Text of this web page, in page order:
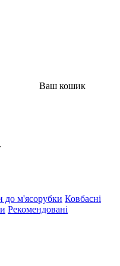
Ваш кошик
до м'ясорубки Ковбасні
Рекомендовані